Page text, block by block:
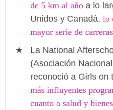
de 5 km al año a lo
Unidos y Canadá, lo
mayor serie de
La National
(Asociación
reconoció a Girls on
más influyentes
cuanto a salud y